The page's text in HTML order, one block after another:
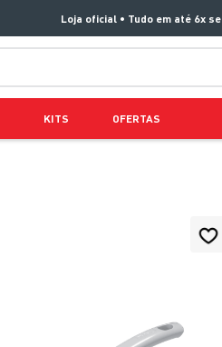
Loja oficial • Tudo em até 6x
KITS OFERTAS
jogo panelas rochedo